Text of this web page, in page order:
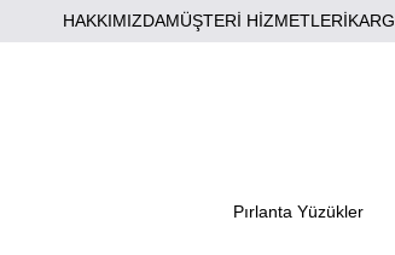
HAKKIMIZDAMÜŞTERİ HİZMETLERİ
Pırlanta Yüzükler